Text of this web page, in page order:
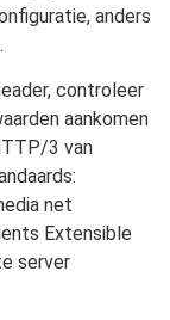
anders
controleer
aankomen
3 van
net
Extensible
server